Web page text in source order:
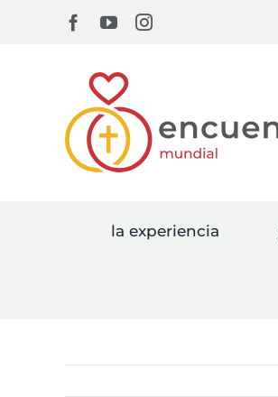
Facebook
YouTubeInstagram
la experiencia